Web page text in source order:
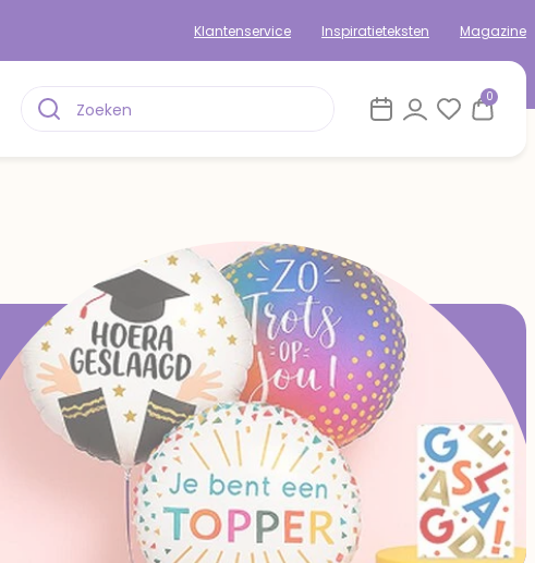
Klantenservice Inspiratieteksten Magazine
0